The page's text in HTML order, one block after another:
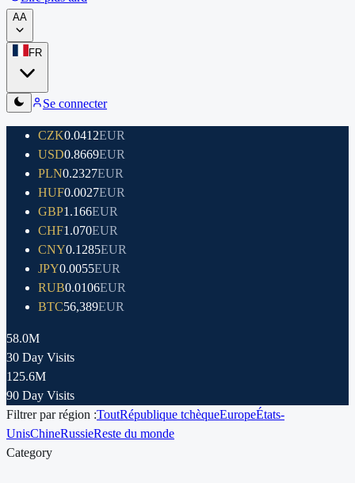
AA
FR
Se connecter
CZK0.0412EUR
USD0.8669EUR
PLN0.2327EUR
HUF0.0027EUR
GBP1.166EUR
CHF1.070EUR
CNY0.1285EUR
JPY0.0055EUR
RUB0.0106EUR
BTC56,389EUR
58.0M
30 Day Visits
125.6M
90 Day Visits
Filtrer par région :ToutRépublique tchèqueEuropeÉtats-
UnisChineRussieReste du monde
Category